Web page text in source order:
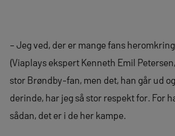
– Jeg ved, der er mange fans
(Viaplays ekspert Kenneth Emil
stor Brøndby-fan, men det, han går ud
derinde, har jeg så stor respekt for. For
sådan, det er i de her kampe.